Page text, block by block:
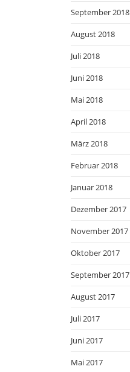
September 2018
August 2018
Juli 2018
Juni 2018
Mai 2018
April 2018
März 2018
Februar 2018
Januar 2018
Dezember 2017
November 2017
Oktober 2017
September 2017
August 2017
Juli 2017
Juni 2017
Mai 2017